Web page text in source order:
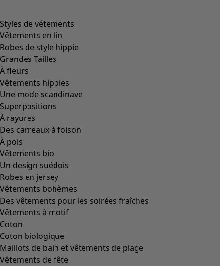
Styles de vétements
Vêtements en lin
Robes de style hippie
Grandes Tailles
À fleurs
Vêtements hippies
Une mode scandinave
Superpositions
À rayures
Des carreaux à foison
À pois
Vêtements bio
Un design suédois
Robes en jersey
Vêtements bohèmes
Des vêtements pour les soirées fraîches
Vêtements à motif
Coton
Coton biologique
Maillots de bain et vêtements de plage
Vêtements de fête